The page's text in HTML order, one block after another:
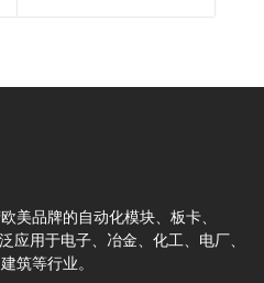
美品牌的自动化模块、板卡、
应用于电子、冶金、化工、电厂、
筑等行业。